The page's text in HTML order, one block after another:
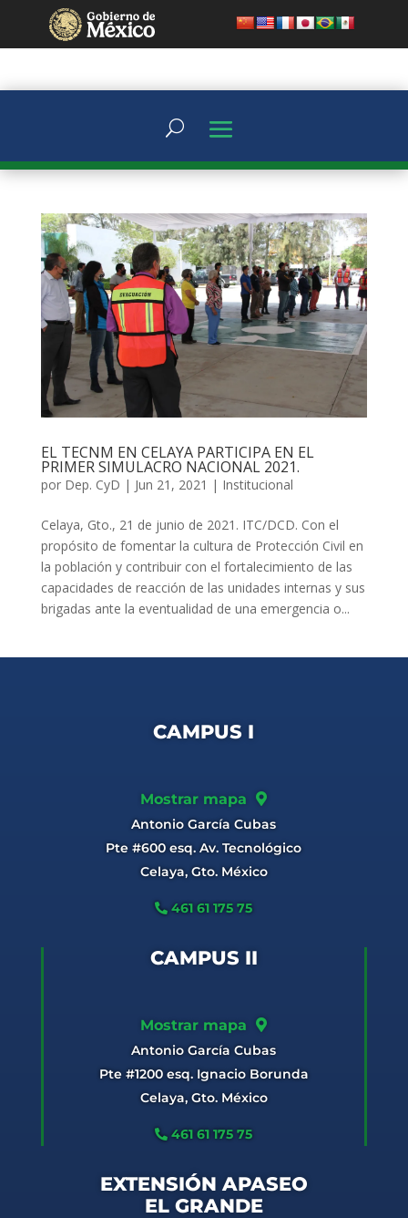
EL TECNM EN CELAYA PARTICIPA EN EL
PRIMER SIMULACRO NACIONAL 2021.
por Dep. CyD | Jun 21, 2021 | Institucional
Celaya, Gto., 21 de junio de 2021. ITC/DCD. Con el
propósito de fomentar la cultura de Protección Civil en
la población y contribuir con el fortalecimiento de las
capacidades de reacción de las unidades internas y sus
brigadas ante la eventualidad de una emergencia o...
CAMPUS I
Mostrar mapa
Antonio García Cubas
Pte #600 esq. Av. Tecnológico
Celaya, Gto. México
461 61 175 75
CAMPUS II
Mostrar mapa
Antonio García Cubas
Pte #1200 esq. Ignacio Borunda
Celaya, Gto. México
461 61 175 75
EXTENSIÓN APASEO
EL GRANDE